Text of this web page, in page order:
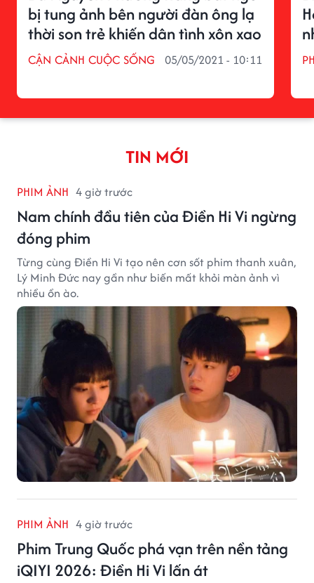
bị tung ảnh bên người đàn ông lạ
thời son trẻ khiến dân tình xôn xao
CẬN CẢNH CUỘC SỐNG 05/05/2021 - 10:11
TIN MỚI
PHIM ẢNH 4 giờ trước
Nam chính đầu tiên của Điền Hi Vi ngừng
đóng phim
Từng cùng Điền Hi Vi tạo nên cơn sốt phim thanh xuân,
Lý Minh Đức nay gần như biến mất khỏi màn ảnh vì
nhiều ồn ào.
PHIM ẢNH 4 giờ trước
Phim Trung Quốc phá vạn trên nền tảng
iQIYI 2026: Điền Hi Vi lấn át